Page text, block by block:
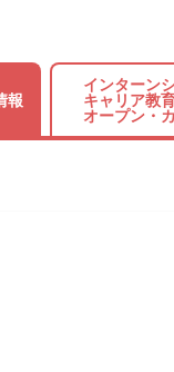
報
インターン
キャリア教
オープン・